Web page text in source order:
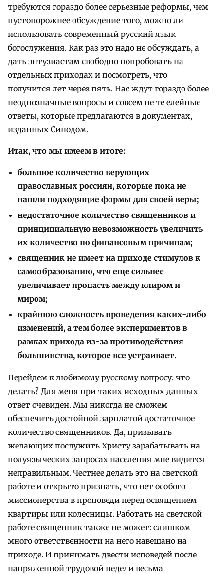
требуются гораздо более серьезные реформы, чем
пустопорожнее обсуждение того, можно ли
использовать современный русский язык
богослужения. Как раз это надо не обсуждать, а
дать энтузиастам свободно попробовать на
отдельных приходах и посмотреть, что
получится лет через пять. Нас ждут гораздо более
неоднозначные вопросы и совсем не те елейные
ответы, которые предлагаются в документах,
изданных Синодом.
Итак, что мы имеем в итоге:
большое количество верующих
православных россиян, которые пока не
нашли подходящие формы для своей веры;
недостаточное количество священников и
принципиальную невозможность увеличить
их количество по финансовым причинам;
священник не имеет на приходе стимулов к
самообразованию, что еще сильнее
увеличивает пропасть между клиром и
миром;
крайнюю сложность проведения каких-либо
изменений, а тем более экспериментов в
рамках прихода из-за противодействия
большинства, которое все устраивает.
Перейдем к любимому русскому вопросу: что
делать? Для меня при таких исходных данных
ответ очевиден. Мы никогда не сможем
обеспечить достойной зарплатой достаточное
количество священников. Да, призывать
желающих послужить Христу зарабатывать на
полуязыческих запросах населения мне видится
неправильным. Честнее делать это на светской
работе и открыто признать, что нет особого
миссионерства в проповеди перед освящением
квартиры или колесницы. Работать на светской
работе священник также не может: слишком
много ответственности на него навешано на
приходе. И принимать двести исповедей после
напряженной трудовой недели весьма